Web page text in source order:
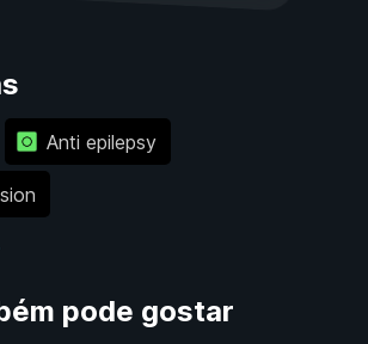
Anti epilepsy
pode gostar